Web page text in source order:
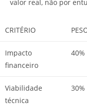
valor real, não por
CRITÉRIO
Impacto
financeiro
40%
Viabilidade
técnica
30%